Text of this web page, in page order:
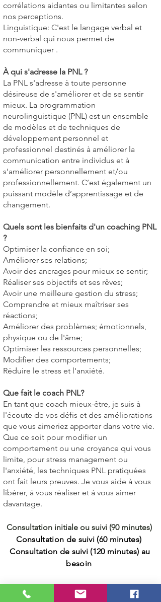
corrélations aidantes ou limitantes selon
nos perceptions.
Linguistique: C'est le langage verbal et
non-verbal qui nous permet de
communiquer .
À qui s'adresse la PNL ?
La PNL s'adresse à toute personne
désireuse de s'améliorer et de se sentir
mieux. La programmation
neurolinguistique (PNL) est un ensemble
de modèles et de techniques de
développement personnel et
professionnel destinés à améliorer la
communication entre individus et à
s’améliorer personnellement et/ou
professionnellement. C’est également un
puissant modèle d’apprentissage et de
changement.
Quels sont les bienfaits d'un coaching PNL
?
Optimiser la confiance en soi;
Améliorer ses relations;
Avoir des ancrages pour mieux se sentir;
Réaliser ses objectifs et ses rêves;
Avoir une meilleure gestion du stress;
Comprendre et mieux maîtriser ses
réactions;
Améliorer des problèmes; émotionnels,
physique ou de l'âme;
Optimiser les ressources personnelles;
Modifier des comportements;
Réduire le stress et l'anxiété.
Que fait le coach PNL?
En tant que coach mieux-être, je suis à
l'écoute de vos défis et des améliorations
que vous aimeriez apporter dans votre vie.
Que ce soit pour modifier un
comportement ou une croyance qui vous
limite, pour stress management ou
l'anxiété, les techniques PNL pratiquées
ont fait leurs preuves. Je vous aide à vous
libérer, à vous réaliser et à vous aimer
davantage.
Consultation initiale ou suivi (90 minutes)
Consultation de suivi (60 minutes)
Consultation de suivi (120 minutes) au
besoin
Reçus d'assurance en Naturopathie